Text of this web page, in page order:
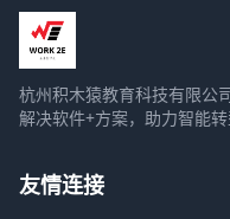
杭州积木猿教育科技有限公
解决软件+方案，助力智能转
友情连接